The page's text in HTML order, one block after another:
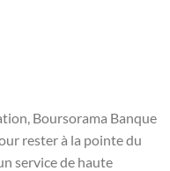
Boursorama Banque
rester à la pointe du
service de haute